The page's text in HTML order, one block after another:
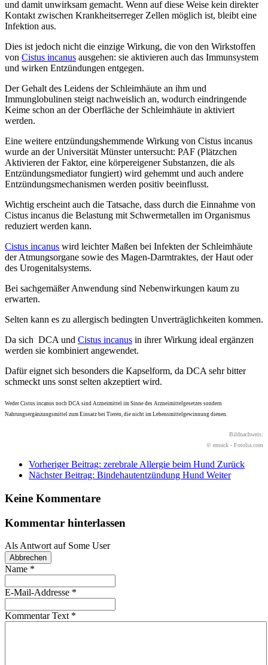
und damit unwirksam gemacht. Wenn auf diese Weise kein direkter
Kontakt zwischen Krankheitserreger Zellen möglich ist, bleibt eine
Infektion aus.
Dies ist jedoch nicht die einzige Wirkung, die von den Wirkstoffen
von Cistus incanus ausgehen: sie aktivieren auch das Immunsystem
und wirken Entzündungen entgegen.
Der Gehalt des Leidens der Schleimhäute an ihm und
Immunglobulinen steigt nachweislich an, wodurch eindringende
Keime schon an der Oberfläche der Schleimhäute in aktiviert
werden.
Eine weitere entzündungshemmende Wirkung von Cistus incanus
wurde an der Universität Münster untersucht: PAF (Plätzchen
Aktivieren der Faktor, eine körpereigener Substanzen, die als
Entzündungsmediator fungiert) wird gehemmt und auch andere
Entzündungsmechanismen werden positiv beeinflusst.
Wichtig erscheint auch die Tatsache, dass durch die Einnahme von
Cistus incanus die Belastung mit Schwermetallen im Organismus
reduziert werden kann.
Cistus incanus wird leichter Maßen bei Infekten der Schleimhäute
der Atmungsorgane sowie des Magen-Darmtraktes, der Haut oder
des Urogenitalsystems.
Bei sachgemäßer Anwendung sind Nebenwirkungen kaum zu
erwarten.
Selten kann es zu allergisch bedingten Unverträglichkeiten kommen.
Da sich DCA und Cistus incanus in ihrer Wirkung ideal ergänzen
werden sie kombiniert angewendet.
Dafür eignet sich besonders die Kapselform, da DCA sehr bitter
schmeckt uns sonst selten akzeptiert wird.
Weder Cistus incanus noch DCA sind Arzneimittel im Sinne des Arzneimittelgesetzes sondern
Nahrungsergänzungsmittel zum Einsatz bei Tieren, die nicht im Lebensmittelgewinnung dienen.
Bildnachweis:
© emuck - Fotolia.com
Vorheriger Beitrag: zerebrale Allergie beim Hund Zurück
Nächster Beitrag: Bindehautentzündung Hund Weiter
Keine Kommentare
Kommentar hinterlassen
Als Antwort auf Some User
Abbrechen
Name *
E-Mail-Addresse *
Kommentar Text *